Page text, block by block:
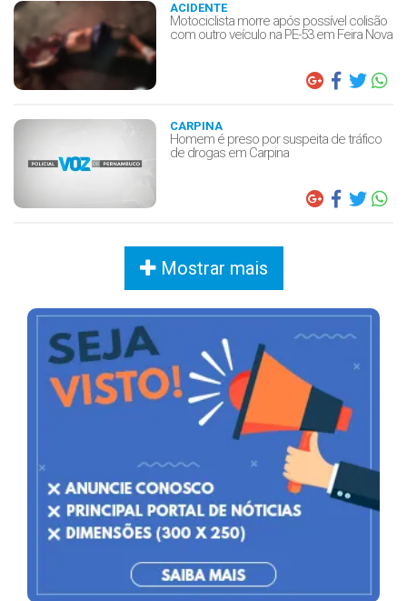
ACIDENTE
Motociclista morre após possível colisão
com outro veículo na PE-53 em Feira Nova
CARPINA
Homem é preso por suspeita de tráfico
de drogas em Carpina
Mostrar mais